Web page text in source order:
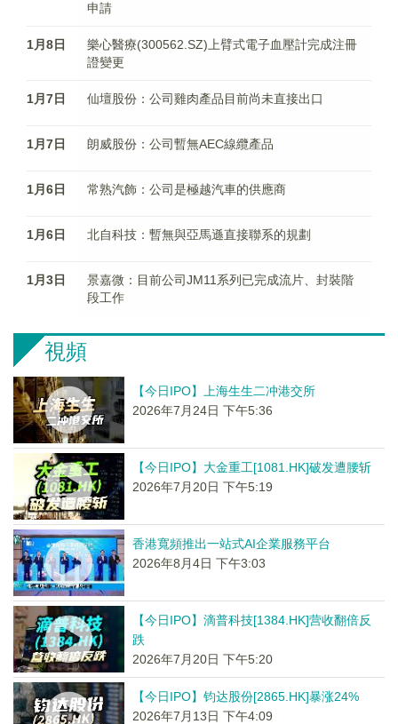
申請
1月8日
樂心醫療(300562.SZ)上臂式電子血壓計完成注冊
證變更
1月7日 仙壇股份：公司雞肉產品目前尚未直接出口
1月7日 朗威股份：公司暫無AEC線纜產品
1月6日 常熟汽飾：公司是極越汽車的供應商
1月6日 北自科技：暫無與亞馬遜直接聯系的規劃
1月3日
景嘉微：目前公司JM11系列已完成流片、封裝階
段工作
視頻
【今日IPO】上海生生二冲港交所
2026年7月24日 下午5:36
【今日IPO】大金重工[1081.HK]破发遭腰斩
2026年7月20日 下午5:19
香港寬頻推出一站式AI企業服務平台
2026年8月4日 下午3:03
【今日IPO】滴普科技[1384.HK]营收翻倍反
跌
2026年7月20日 下午5:20
【今日IPO】钧达股份[2865.HK]暴涨24%
2026年7月13日 下午4:09